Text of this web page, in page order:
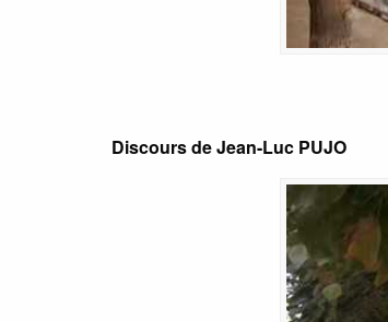
Discours de Jean-Luc PUJO